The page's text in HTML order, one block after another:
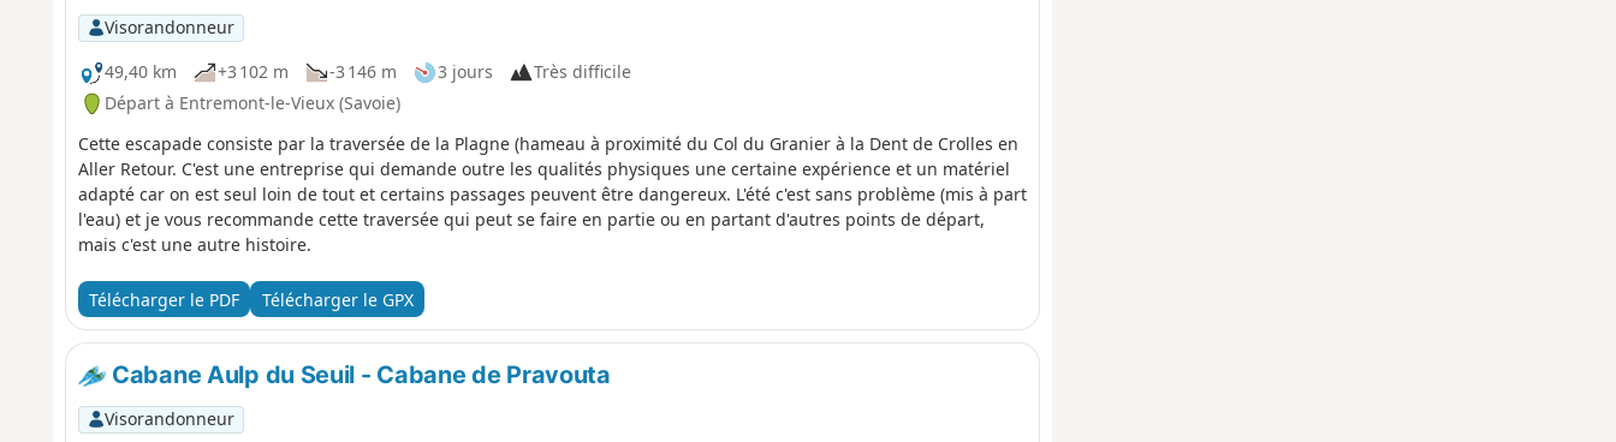
Visorandonneur
49,40 km
+3 102 m -3 146 m 3 jours
Très difficile
Départ à Entremont-le-Vieux (Savoie)
Cette escapade consiste par la traversée de la Plagne (hameau à proximité du Col du Granier à la Dent de Crolles en
Aller Retour. C'est une entreprise qui demande outre les qualités physiques une certaine expérience et un matériel
adapté car on est seul loin de tout et certains passages peuvent être dangereux. L'été c'est sans problème (mis à part
l'eau) et je vous recommande cette traversée qui peut se faire en partie ou en partant d'autres points de départ,
mais c'est une autre histoire.
Télécharger le PDF Télécharger le GPX
Cabane Aulp du Seuil - Cabane de Pravouta
Visorandonneur